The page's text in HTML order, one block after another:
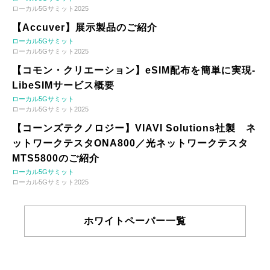
ローカル5Gサミット2025
【Accuver】展示製品のご紹介
ローカル5Gサミット
ローカル5Gサミット2025
【コモン・クリエーション】eSIM配布を簡単に実現-
LibeSIMサービス概要
ローカル5Gサミット
ローカル5Gサミット2025
【コーンズテクノロジー】VIAVI Solutions社製 ネ
ットワークテスタONA800／光ネットワークテスタ
MTS5800のご紹介
ローカル5Gサミット
ローカル5Gサミット2025
ホワイトペーパー一覧